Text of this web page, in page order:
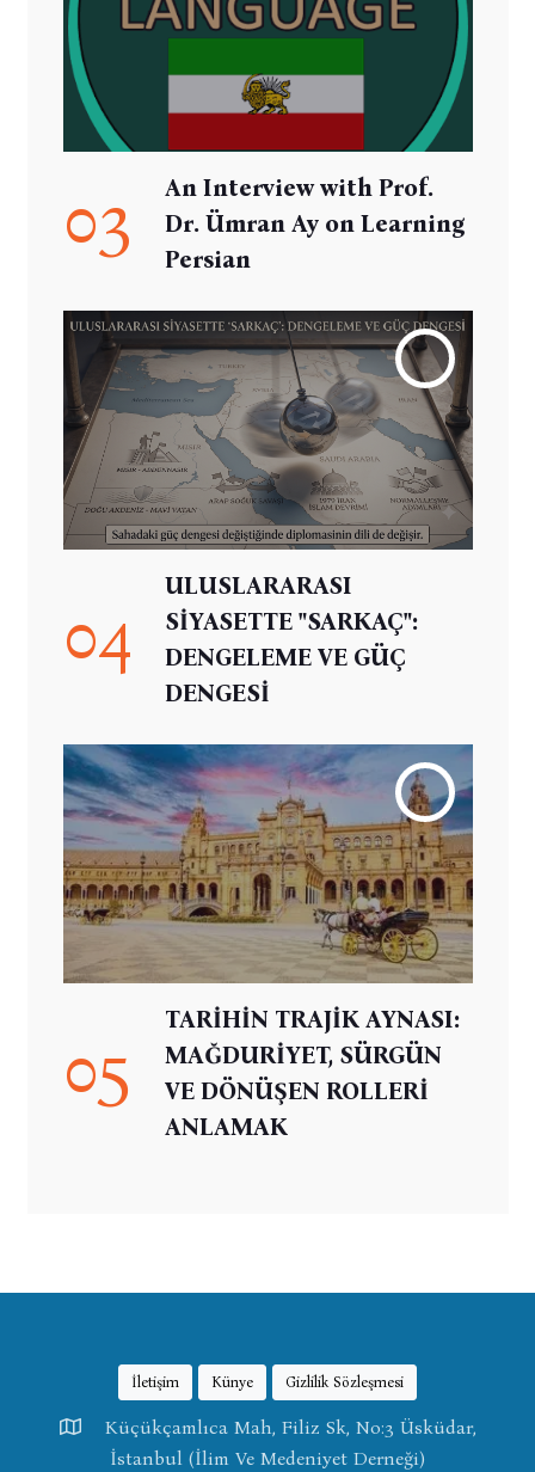
03
An Interview with Prof.
Dr. Ümran Ay on Learning
Persian
04
ULUSLARARASI
SİYASETTE "SARKAÇ":
DENGELEME VE GÜÇ
DENGESİ
05
TARİHİN TRAJİK AYNASI:
MAĞDURİYET, SÜRGÜN
VE DÖNÜŞEN ROLLERİ
ANLAMAK
İletişim Künye Gizlilik Sözleşmesi
Küçükçamlıca Mah, Filiz Sk, No:3 Üsküdar,
İstanbul (İlim Ve Medeniyet Derneği)